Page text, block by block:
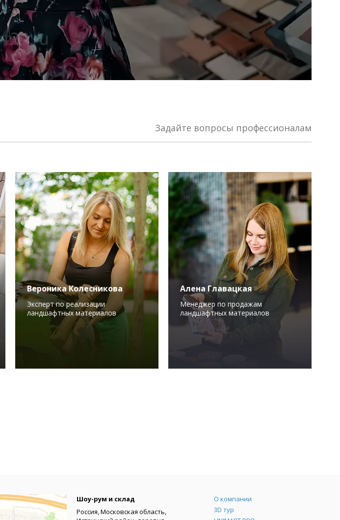
Задайте вопросы профессионалам
Вероника Колесникова
Эксперт по реализации
ландшафтных материалов
Алена Главацкая
Менеджер по продажам
ландшафтных материалов
Шоу-рум и склад
Россия, Московская область,
Меню
О компании
3D тур